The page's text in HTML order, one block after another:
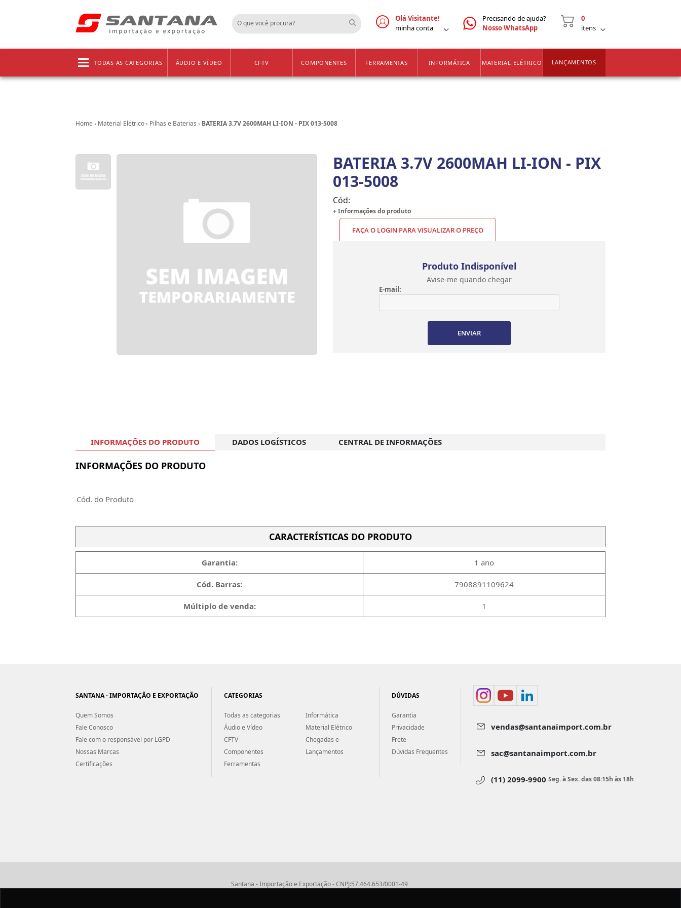
Olá Visitante!
minha conta
Precisando de ajuda?
Nosso WhatsApp
0
itens
TODAS AS CATEGORIAS ÁUDIO E VÍDEO CFTV COMPONENTES FERRAMENTAS INFORMÁTICA MATERIAL ELÉTRICO LANÇAMENTOS
Home › Material Elétrico› Pilhas e Baterias › BATERIA 3.7V 2600MAH LI-ION - PIX 013-5008
BATERIA 3.7V 2600MAH LI-ION - PIX
013-5008
Cód:
+ Informações do produto
FAÇA O LOGIN PARA VISUALIZAR O PREÇO
Produto Indisponível
Avise-me quando chegar
E-mail:
ENVIAR
INFORMAÇÕES DO PRODUTO DADOS LOGÍSTICOS CENTRAL DE INFORMAÇÕES
INFORMAÇÕES DO PRODUTO
Cód. do Produto
CARACTERÍSTICAS DO PRODUTO
Garantia: 1 ano
Cód. Barras: 7908891109624
Múltiplo de venda: 1
SANTANA - IMPORTAÇÃO E EXPORTAÇÃO
Quem Somos
Fale Conosco
Fale com o responsável por LGPD
Nossas Marcas
Certificações
CATEGORIAS
Todas as categorias
Áudio e Vídeo
CFTV
Componentes
Ferramentas
Informática
Material Elétrico
Chegadas e
Lançamentos
DÚVIDAS
Garantia
Privacidade
Frete
Dúvidas Frequentes
vendas@santanaimport.com.br
sac@santanaimport.com.br
(11) 2099-9900 Seg. à Sex. das 08:15h às 18h
Santana - Importação e Exportação - CNPJ:57.464.653/0001-49